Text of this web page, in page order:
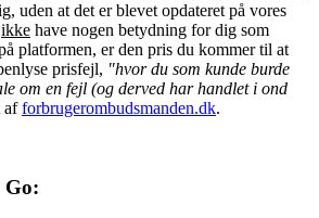
uden at det er blevet opdateret på vores
ikke have nogen betydning for dig som
platformen, er den pris du kommer til at
prisfejl, "hvor du som kunde burde
om en fejl (og derved har handlet i ond
afforbrugerombudsmanden.dk.
Go: